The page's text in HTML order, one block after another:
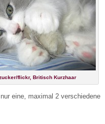
flickr, Britisch Kurzhaar
eine, maximal 2 verschiedene